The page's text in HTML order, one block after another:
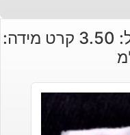
רובי מלוטש לשיבוץ משקל: 3.50 קרט מידה: